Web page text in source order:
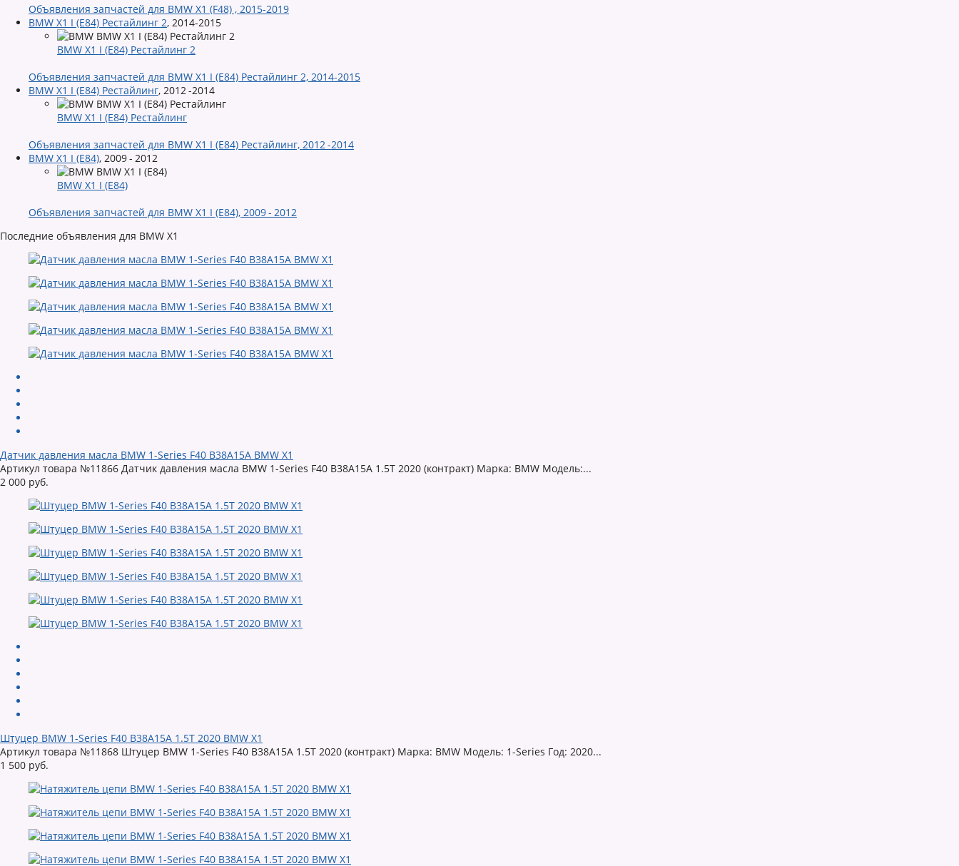
Объявления запчастей для BMW X1 (F48) , 2015-2019
BMW X1 I (E84) Рестайлинг 2, 2014-2015
BMW X1 I (E84) Рестайлинг 2
Объявления запчастей для BMW X1 I (E84) Рестайлинг 2, 2014-2015
BMW X1 I (E84) Рестайлинг, 2012 -2014
BMW X1 I (E84) Рестайлинг
Объявления запчастей для BMW X1 I (E84) Рестайлинг, 2012 -2014
BMW X1 I (E84), 2009 - 2012
BMW X1 I (E84)
Объявления запчастей для BMW X1 I (E84), 2009 - 2012
Последние объявления для BMW X1
Датчик давления масла BMW 1-Series F40 B38A15A BMW X1
Артикул товара №11866 Датчик давления масла BMW 1-Series F40 B38A15A 1.5T 2020 (контракт) Марка: BMW Модель:...
2 000 руб.
Штуцер BMW 1-Series F40 B38A15A 1.5T 2020 BMW X1
Артикул товара №11868 Штуцер BMW 1-Series F40 B38A15A 1.5T 2020 (контракт) Марка: BMW Модель: 1-Series Год: 2020...
1 500 руб.